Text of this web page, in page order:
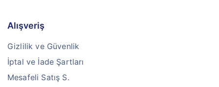
Alışveriş
Gizlilik ve Güvenlik
İptal ve İade Şartları
Mesafeli Satış S.